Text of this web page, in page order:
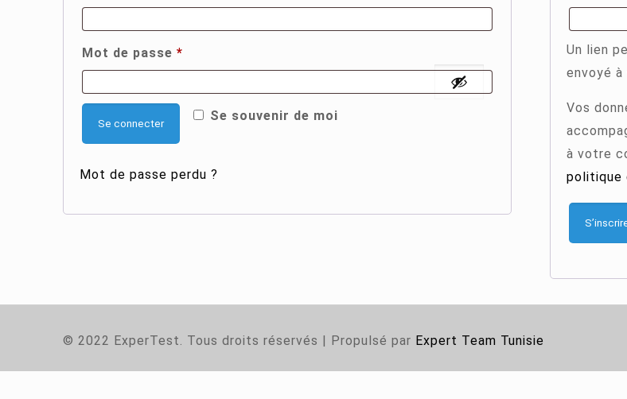
Mot de passe *
Se souvenir de moi
Se connecter
Mot de passe perdu ?
Un lien
envoyé
Vos
à votre
politique
© 2022 ExperTest. Tous droits réservés | Propulsé par Expert Team Tunisie